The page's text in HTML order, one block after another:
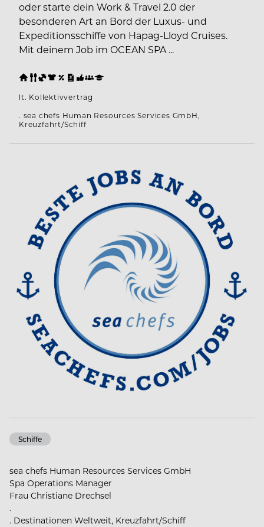
oder starte dein Work & Travel 2.0 der
besonderen Art an Bord der Luxus- und
Expeditionsschiffe von Hapag-Lloyd Cruises.
Mit deinem Job im OCEAN SPA ...
lt. Kollektivvertrag
. sea chefs Human Resources Services GmbH,
Kreuzfahrt/Schiff
Schiffe
sea chefs Human Resources Services GmbH
Spa Operations Manager
Frau Christiane Drechsel
.
. Destinationen Weltweit, Kreuzfahrt/Schiff